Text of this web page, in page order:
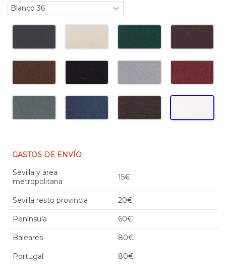
GASTOS DE ENVÍO
Sevilla y área
metropolitana
15€
Sevilla resto provincia 20€
Península 60€
Baleares 80€
Portugal 80€